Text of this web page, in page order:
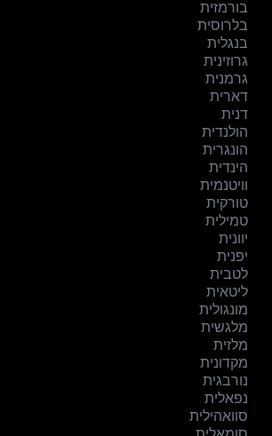
בורמזית
בלרוסית
בנגלית
גרוזינית
גרמנית
דארית
דנית
הולנדית
הונגרית
הינדית
וויטנמית
טורקית
טמילית
יוונית
יפנית
לטבית
ליטאית
מונגולית
מלגשית
מלזית
מקדונית
נורבגית
נפאלית
סוואהילית